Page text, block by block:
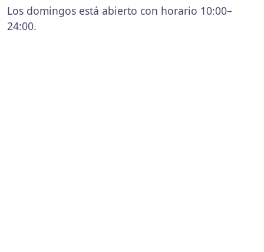
Los domingos está abierto con horario 10:00–
24:00.